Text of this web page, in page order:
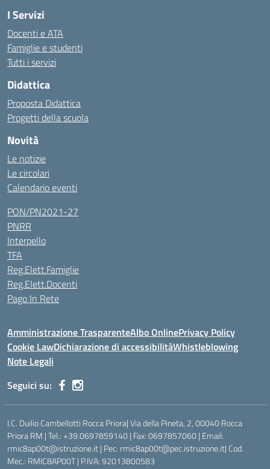
I Servizi
Docenti e ATA
Famiglie e studenti
Tutti i servizi
Didattica
Proposta Didattica
Progetti della scuola
Novità
Le notizie
Le circolari
Calendario eventi
PON/PN2021-27
PNRR
Interpello
TFA
Reg.Elett.Famiglie
Reg.Elett.Docenti
Pago In Rete
Amministrazione TrasparenteAlbo OnlinePrivacy Policy
Cookie LawDichiarazione di accessibilitàWhistleblowing
Note Legali
Seguici su:
I.C. Duilio Cambellotti Rocca Priora| Via della Pineta, 2, 00040 Rocca
Priora RM | Tel.: +39.0697859140 | Fax: 0697857060 | Email:
rmic8ap00t@istruzione.it | Pec: rmic8ap00t@pec.istruzione.it| Cod.
Mec.: RMIC8AP00T | P.IVA: 92013800583